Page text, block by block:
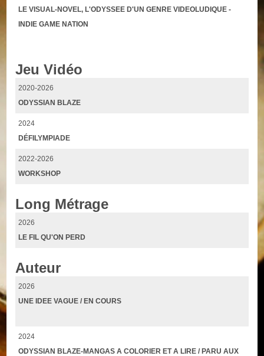
LE VISUAL-NOVEL, L'ODYSSEE D'UN GENRE VIDEOLUDIQUE -
INDIE GAME NATION
Jeu Vidéo
2020-2026
ODYSSIAN BLAZE
2024
DÉFILYMPIADE
2022-2026
WORKSHOP
Long Métrage
2026
LE FIL QU'ON PERD
Auteur
2026
UNE IDEE VAGUE / EN COURS
2024
ODYSSIAN BLAZE-MANGAS A COLORIER ET A LIRE / PARU AUX